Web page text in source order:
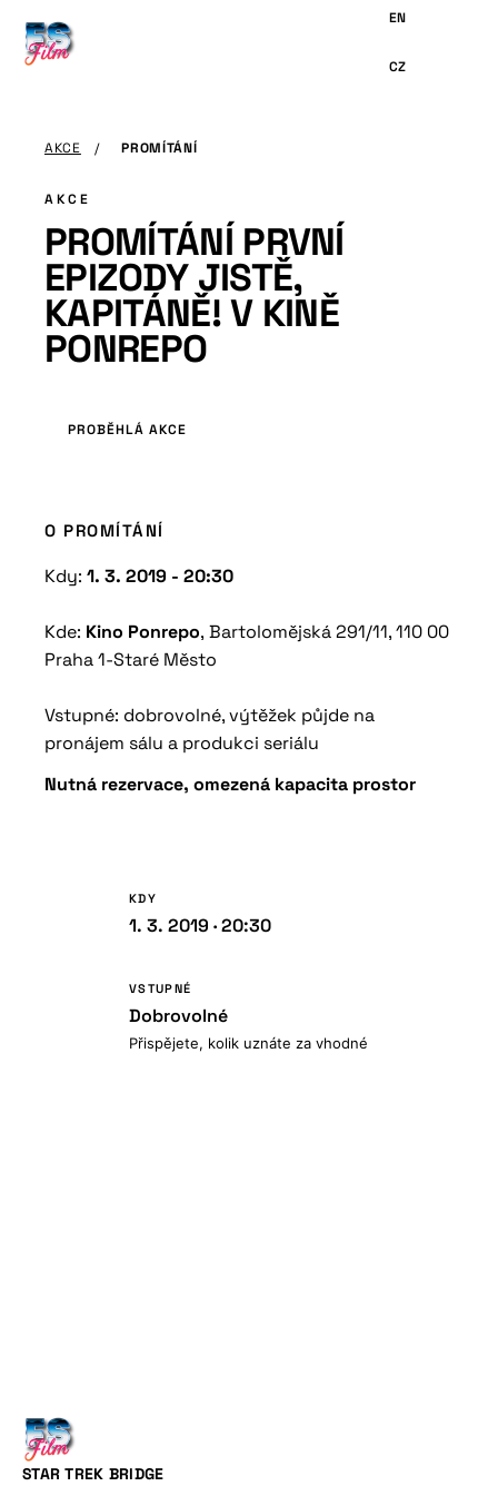
OBSAHU
AKCE / PROMÍTÁNÍ
AKCE
PROMÍTÁNÍ PRVNÍ
EPIZODY JISTĚ,
KAPITÁNĚ! V KINĚ
PONREPO
PROBĚHLÁ AKCE
O PROMÍTÁNÍ
Kdy: 1. 3. 2019 - 20:30
Kde: Kino Ponrepo, Bartolomějská 291/11, 110 00
Praha 1-Staré Město
Vstupné: dobrovolné, výtěžek půjde na
pronájem sálu a produkci seriálu
Nutná rezervace, omezená kapacita prostor
KDY
1. 3. 2019 · 20:30
VSTUPNÉ
Dobrovolné
Přispějete, kolik uznáte za vhodné
STAR TREK BRIDGE